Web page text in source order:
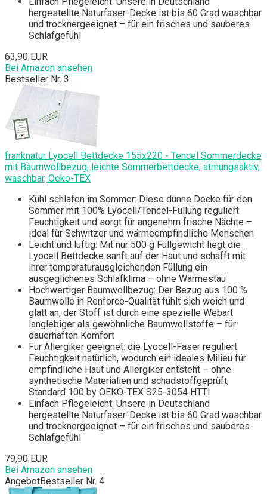
hergestellte Naturfaser-Decke ist bis 60 Grad waschbar
und trocknergeeignet – für ein frisches und sauberes
Schlafgefühl
63,90 EUR
Bei Amazon ansehen
Bestseller Nr. 3
franknatur Lyocell Bettdecke 155x220 - Tencel Sommerdecke
mit Baumwollbezug, leichte Sommerbettdecke, atmungsaktiv,
waschbar, Oeko-TEX
Kühl schlafen im Sommer: Diese dünne Decke für den
Sommer mit 100% Lyocell/Tencel-Füllung reguliert
Feuchtigkeit und sorgt für angenehm frische Nächte –
ideal für Schwitzer und wärmeempfindliche Menschen
Leicht und luftig: Mit nur 500 g Füllgewicht liegt die
Lyocell Bettdecke sanft auf der Haut und schafft mit
ihrer temperaturausgleichenden Füllung ein
ausgeglichenes Schlafklima – ohne Wärmestau
Hochwertiger Baumwollbezug: Der Bezug aus 100 %
Baumwolle in Renforce-Qualität fühlt sich weich und
glatt an, der Stoff ist durch eine spezielle Webart
langlebiger als gewöhnliche Baumwollstoffe – für
dauerhaften Komfort
Für Allergiker geeignet: die Lyocell-Faser reguliert
Feuchtigkeit natürlich, wodurch ein ideales Milieu für
empfindliche Haut und Allergiker entsteht – ohne
synthetische Materialien und schadstoffgeprüft,
Standard 100 by OEKO-TEX S25-3054 HTTI
Einfach Pflegeleicht: Unsere in Deutschland
hergestellte Naturfaser-Decke ist bis 60 Grad waschbar
und trocknergeeignet – für ein frisches und sauberes
Schlafgefühl
79,90 EUR
Bei Amazon ansehen
AngebotBestseller Nr. 4